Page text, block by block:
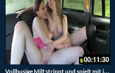
00:11:30
Vollbusige Milf strippt und spielt mit ihrer Muschi